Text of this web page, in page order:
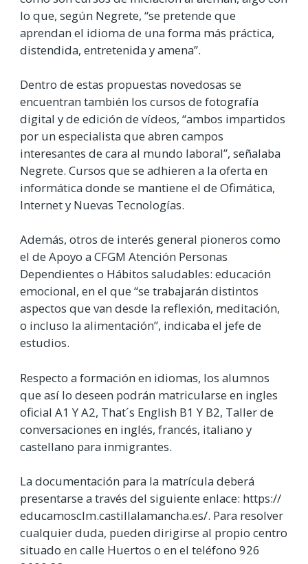
lo que, según Negrete, “se pretende que
aprendan el idioma de una forma más práctica,
distendida, entretenida y amena”.
Dentro de estas propuestas novedosas se
encuentran también los cursos de fotografía
digital y de edición de vídeos, “ambos impartidos
por un especialista que abren campos
interesantes de cara al mundo laboral”, señalaba
Negrete. Cursos que se adhieren a la oferta en
informática donde se mantiene el de Ofimática,
Internet y Nuevas Tecnologías.
Además, otros de interés general pioneros como
el de Apoyo a CFGM Atención Personas
Dependientes o Hábitos saludables: educación
emocional, en el que “se trabajarán distintos
aspectos que van desde la reflexión, meditación,
o incluso la alimentación”, indicaba el jefe de
estudios.
Respecto a formación en idiomas, los alumnos
que así lo deseen podrán matricularse en ingles
oficial A1 Y A2, That´s English B1 Y B2, Taller de
conversaciones en inglés, francés, italiano y
castellano para inmigrantes.
La documentación para la matrícula deberá
presentarse a través del siguiente enlace: https://
educamosclm.castillalamancha.es/. Para resolver
cualquier duda, pueden dirigirse al propio centro
situado en calle Huertos o en el teléfono 926